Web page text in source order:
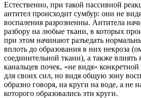
Естественно, при такой пассивной
антител происходит сумбур: они не
воспаления разрозненны. Антитела
разбору на любые ткани, в которых
при этом начинают разъедать
вплоть до образования в них некроза
соединительной ткани), а также влиять
канальцев почек, «не видя»
для своих сил, но видя общую зону
образно говоря, на круги на воде, а не
которого образовались эти круги.